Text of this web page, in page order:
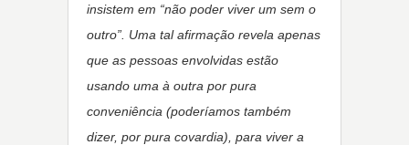
insistem em “não poder viver um sem o
outro”. Uma tal afirmação revela apenas
que as pessoas envolvidas estão
usando uma à outra por pura
conveniência (poderíamos também
dizer, por pura covardia), para viver a